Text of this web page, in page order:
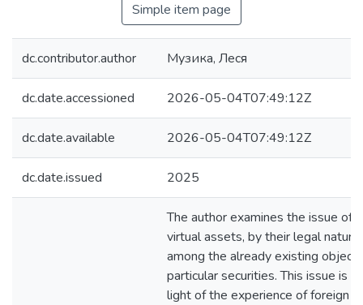
Simple item page
dc.contributor.author Музика, Леся
dc.date.accessioned 2026-05-04T07:49:12Z
dc.date.available 2026-05-04T07:49:12Z
dc.date.issued 2025
The author examines the issue of
virtual assets, by their legal
among the already existing
particular securities. This issue is
light of the experience of foreign